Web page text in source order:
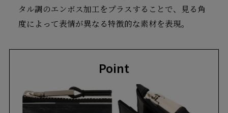
タル調のエンボス加工をプラスすることで、見る角
度によって表情が異なる特徴的な素材を表現。
Point